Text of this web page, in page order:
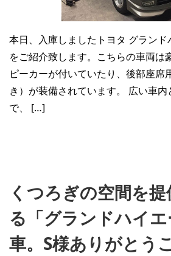
本日、入庫しましたトヨタ グラン
をご紹介致します。こちらの車両は
ピーカーが付いていたり、後部座席
き）が装備されています。 広い車
で、 […]
くつろぎの空間を
る「グランドハイ
車。S様ありがとう